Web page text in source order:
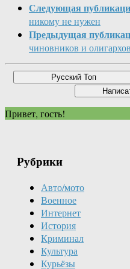
Следующая
никому не нужен
Предыдущая
чиновников и олигархов
Привет, гость!
Рубрики
Авто/мото
Военное
Интернет
История
Криминал
Культура
Курьёзы